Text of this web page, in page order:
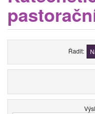
Řadit